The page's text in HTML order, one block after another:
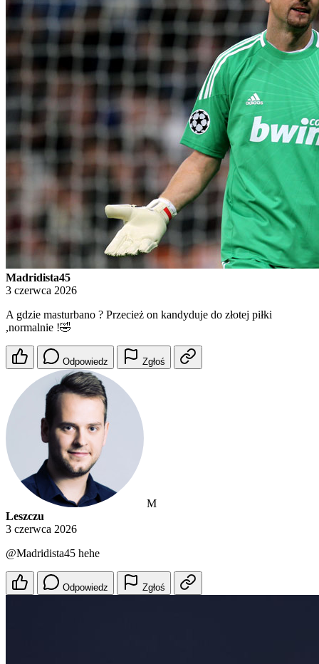
Madridista45
3 czerwca 2026
A gdzie masturbano ? Przecież on kandyduje do złotej piłki
,normalnie !🤣
Odpowiedz Zgłoś
M
Leszczu
3 czerwca 2026
@Madridista45 hehe
Odpowiedz Zgłoś